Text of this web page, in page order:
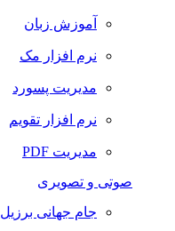
آموزش زبان
نرم افزار مک
مدیریت پسورد
نرم افزار تقویم
مدیریت PDF
صوتی و تصویری
جام جهانی برزیل 2014